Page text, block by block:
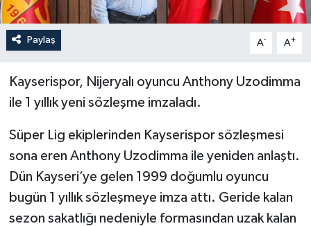
Paylaş A- A+
Kayserispor, Nijeryalı oyuncu Anthony Uzodimma
ile 1 yıllık yeni sözleşme imzaladı.
Süper Lig ekiplerinden Kayserispor sözleşmesi
sona eren Anthony Uzodimma ile yeniden anlaştı.
Dün Kayseri’ye gelen 1999 doğumlu oyuncu
bugün 1 yıllık sözleşmeye imza attı. Geride kalan
sezon sakatlığı nedeniyle formasından uzak kalan